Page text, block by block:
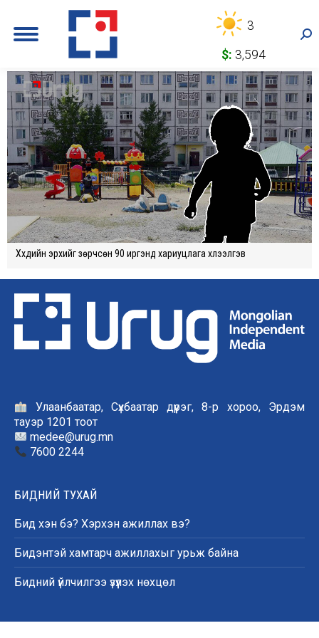
3
$: 3,594
Хүүхдийн эрхийг зөрчсөн 90 иргэнд хариуцлага хүлээлгэв
Улаанбаатар, Сүхбаатар дүүрэг, 8-р хороо, Эрдэм
тауэр 1201 тоот
medee@urug.mn
7600 2244
БИДНИЙ ТУХАЙ
Бид хэн бэ? Хэрхэн ажиллах вэ?
Бидэнтэй хамтарч ажиллахыг урьж байна
Бидний үйлчилгээ үзүүлэх нөхцөл